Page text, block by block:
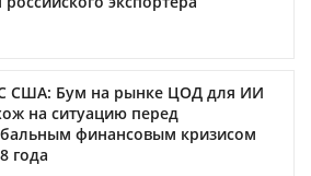
США: Бум на рынке ЦОД для ИИ
на ситуацию перед
финансовым кризисом
года